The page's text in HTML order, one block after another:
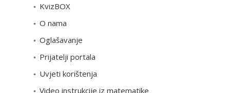
g
i
j
KvizBOX
O nama
Oglašavanje
Prijatelji portala
Uvjeti korištenja
Video instrukcije iz matematike